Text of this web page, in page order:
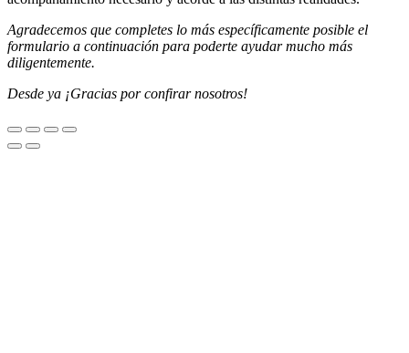
Agradecemos que completes lo más específicamente posible el
formulario a continuación para poderte ayudar mucho más
diligentemente.
Desde ya ¡Gracias por confirar nosotros!